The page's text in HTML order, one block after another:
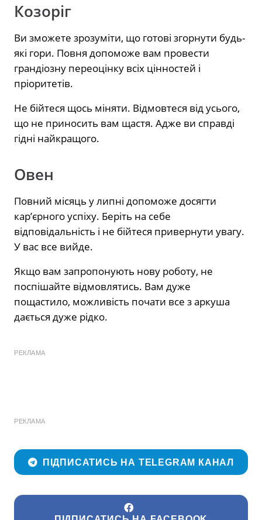
Козоріг
Ви зможете зрозуміти, що готові згорнути будь-
які гори. Повня допоможе вам провести
грандіозну переоцінку всіх цінностей і
пріоритетів.
Не бійтеся щось міняти. Відмовтеся від усього,
що не приносить вам щастя. Адже ви справді
гідні найкращого.
Овен
Повний місяць у липні допоможе досягти
кар’єрного успіху. Беріть на себе
відповідальність і не бійтеся привернути увагу.
У вас все вийде.
Якщо вам запропонують нову роботу, не
поспішайте відмовлятись. Вам дуже
пощастило, можливість почати все з аркуша
дається дуже рідко.
РЕКЛАМА
РЕКЛАМА
ПІДПИСАТИСЬ НА TELEGRAM КАНАЛ